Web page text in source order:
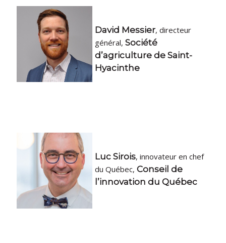
David Messier, directeur
général,Société
d’agriculture de Saint-
Hyacinthe
Luc Sirois, innovateur en chef
du Québec,Conseil de
l’innovation du Québec